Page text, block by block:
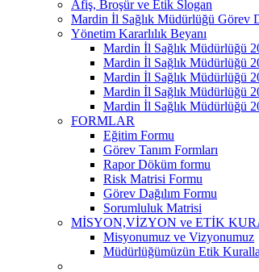
Afiş, Broşür ve Etik Slogan
Mardin İl Sağlık Müdürlüğü Görev
Yönetim Kararlılık Beyanı
Mardin İl Sağlık Müdürlüğü
Mardin İl Sağlık Müdürlüğü
Mardin İl Sağlık Müdürlüğü
Mardin İl Sağlık Müdürlüğü
Mardin İl Sağlık Müdürlüğü
FORMLAR
Eğitim Formu
Görev Tanım Formları
Rapor Döküm formu
Risk Matrisi Formu
Görev Dağılım Formu
Sorumluluk Matrisi
MİSYON,VİZYON ve ETİK
Misyonumuz ve Vizyonumuz
Müdürlüğümüzün Etik